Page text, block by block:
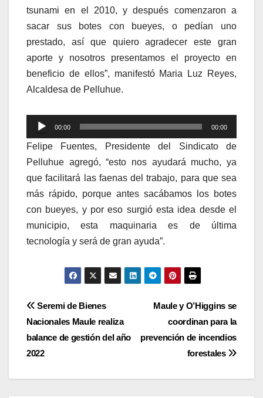
tsunami en el 2010, y después comenzaron a
sacar sus botes con bueyes, o pedían uno
prestado, así que quiero agradecer este gran
aporte y nosotros presentamos el proyecto en
beneficio de ellos”, manifestó Maria Luz Reyes,
Alcaldesa de Pelluhue.
Reproductor
de
audio
00:00 00:00
Felipe Fuentes, Presidente del Sindicato de
Pelluhue agregó, “esto nos ayudará mucho, ya
que facilitará las faenas del trabajo, para que sea
más rápido, porque antes sacábamos los botes
con bueyes, y por eso surgió esta idea desde el
municipio, esta maquinaria es de última
tecnología y será de gran ayuda”.
Navegación
de
entradas
Maule y O’Higgins se
coordinan para la
prevención de incendios
forestales
Seremi de Bienes
Nacionales Maule realiza
balance de gestión del año
2022